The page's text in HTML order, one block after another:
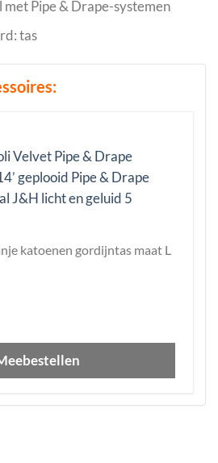
Pipe & Drape-systemen
tas
katoenen gordijntas maat L